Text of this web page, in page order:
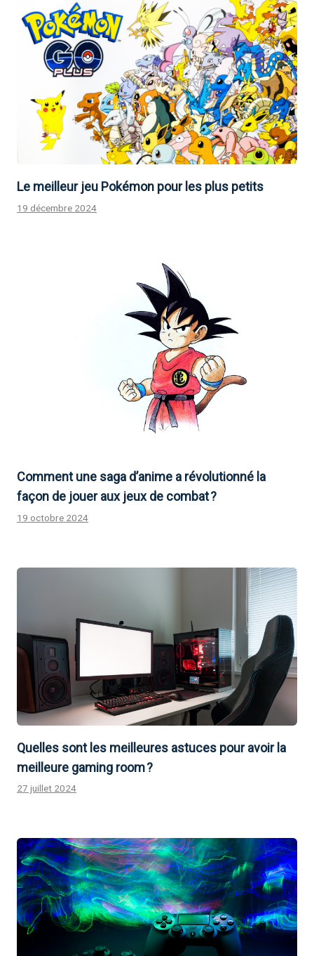
Le meilleur jeu Pokémon pour les plus petits
19 décembre 2024
Comment une saga d’anime a révolutionné la
façon de jouer aux jeux de combat ?
19 octobre 2024
Quelles sont les meilleures astuces pour avoir la
meilleure gaming room ?
27 juillet 2024